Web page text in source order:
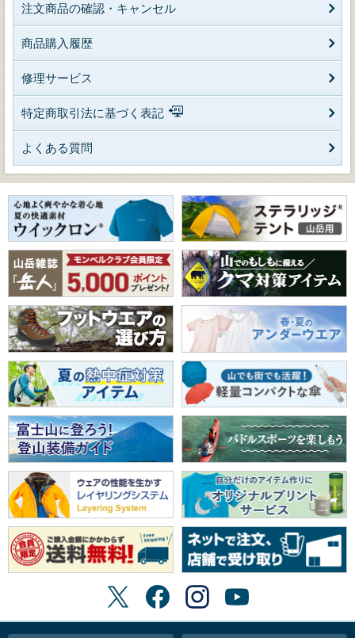
注文商品の確認・キャンセル
商品購入履歴
修理サービス
特定商取引法に基づく表記
よくある質問